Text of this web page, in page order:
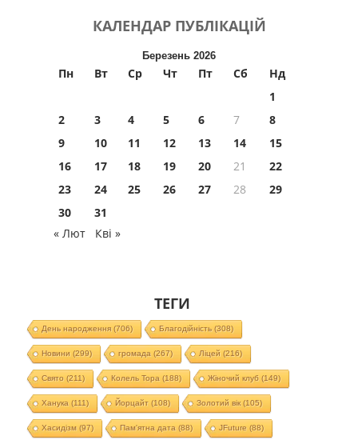
КАЛЕНДАР ПУБЛІКАЦІЙ
Березень 2026
Пн Вт Ср Чт Пт Сб
Нд
1
2
3 4 5 6 7
8
9
10 11 12 13 14
15
16
17 18 19 20 21
22
23
24 25 26 27 28
29
30
31
« Лют
Кві »
ТЕГИ
День народження(706) Благодійність (308)
Новини (299) громада (267) Ліцей (216)
Свято (211) Колель Тора (188) Жіночий клуб (149)
Ханука (111) Йорцайт (108) Золотий вік(105)
Хасидізм (97) Пам'ятна дата (88) JFuture (88)